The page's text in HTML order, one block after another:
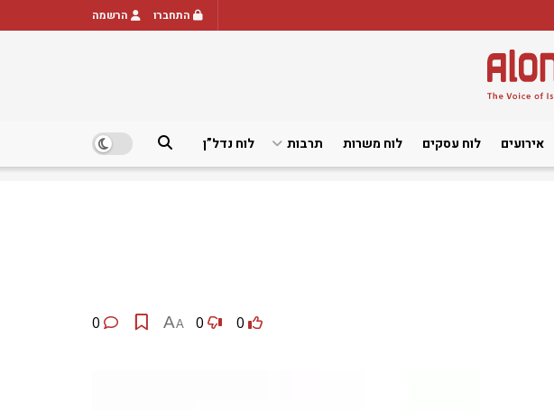
התחברו הרשמה
אירועים לוח עסקים לוח משרות תרבות לוח נדל”ן
0
0
A
A